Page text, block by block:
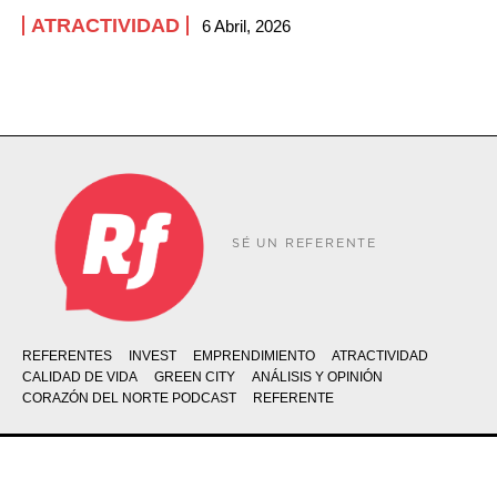
ATRACTIVIDAD 6 Abril, 2026
SÉ UN REFERENTE
REFERENTES INVEST EMPRENDIMIENTO
ATRACTIVIDAD
CALIDAD DE VIDA
GREEN CITY
ANÁLISIS Y OPINIÓN
CORAZÓN DEL NORTE PODCAST
REFERENTE